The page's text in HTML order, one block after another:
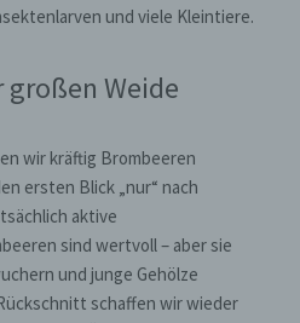
und viele Kleintiere.
Weide
wir kräftig Brombeeren
ersten Blick „nur“ nach
aktive
sind wertvoll – aber sie
und junge Gehölze
schaffen wir wieder